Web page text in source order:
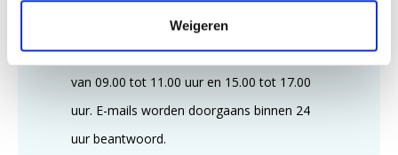
Weigeren
Wij zijn te bereiken op maandag t/m vrijdag,
van 09.00 tot 11.00 uur en 15.00 tot 17.00
uur. E-mails worden doorgaans binnen 24
uur beantwoord.